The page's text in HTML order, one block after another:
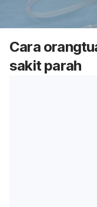
Cara
sakit parah